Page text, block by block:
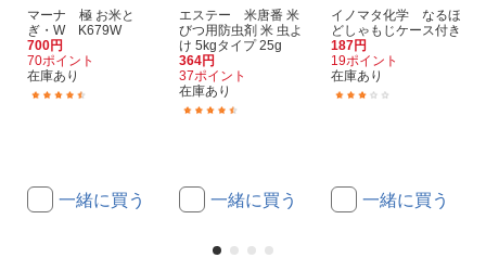
マーナ 極 お米と
ぎ・W K679W
700円
70ポイント
在庫あり
一緒に買う
エステー 米唐番 米
びつ用防虫剤 米 虫よ
け 5kgタイプ 25g
364円
37ポイント
在庫あり
一緒に買う
イノマタ化学 なるほ
どしゃもじケース付き
187円
19ポイント
在庫あり
一緒に買う